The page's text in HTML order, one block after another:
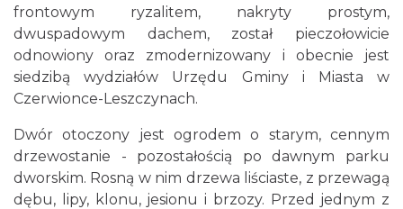
frontowym ryzalitem, nakryty prostym,
dwuspadowym dachem, został pieczołowicie
odnowiony oraz zmodernizowany i obecnie jest
siedzibą wydziałów Urzędu Gminy i Miasta w
Czerwionce-Leszczynach.
Dwór otoczony jest ogrodem o starym, cennym
drzewostanie - pozostałością po dawnym parku
dworskim. Rosną w nim drzewa liściaste, z przewagą
dębu, lipy, klonu, jesionu i brzozy. Przed jednym z